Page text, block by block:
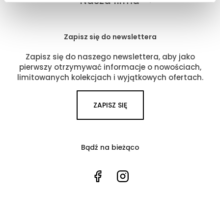
Zapisz się do newslettera
Zapisz się do naszego newslettera, aby jako
pierwszy otrzymywać informacje o nowościach,
limitowanych kolekcjach i wyjątkowych ofertach.
ZAPISZ SIĘ
Bądź na bieżąco
Facebook